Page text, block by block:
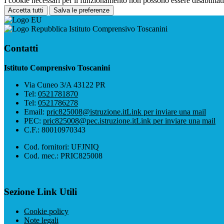
Accetta tutti Salva le preferenze
Istituto Comprensivo Toscanini
Contatti
Istituto Comprensivo Toscanini
Via Cuneo 3/A 43122 PR
Tel: 0521781870
Tel: 0521786278
Email: pric825008@istruzione.itLink per inviare una mail
PEC: pric825008@pec.istruzione.itLink per inviare una mail
C.F.: 80010970343
Cod. fornitori: UFJNIQ
Cod. mec.: PRIC825008
Sezione Link Utili
Cookie policy
Note legali